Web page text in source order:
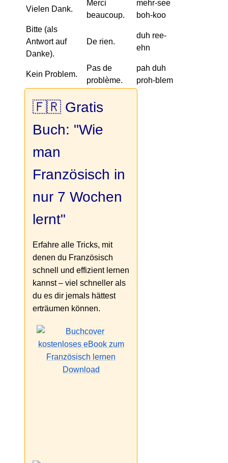
Vielen Dank.
Merci
beaucoup.
mehr-see
boh-koo
Bitte (als
Antwort auf
Danke).
De rien.
duh ree-
ehn
Kein Problem.
Pas de
problème.
pah duh
proh-blem
🇫🇷 Gratis
Buch: "Wie
man
Französisch in
nur 7 Wochen
lernt"
Erfahre alle Tricks, mit
denen du Französisch
schnell und effizient lernen
kannst – viel schneller als
du es dir jemals hättest
erträumen können.